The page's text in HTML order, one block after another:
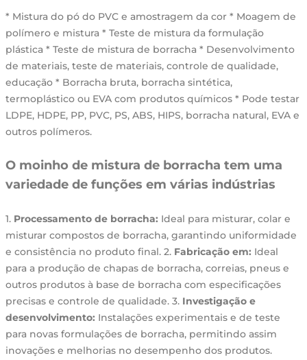
* Mistura do pó do PVC e amostragem da cor * Moagem de
polímero e mistura * Teste de mistura da formulação
plástica * Teste de mistura de borracha * Desenvolvimento
de materiais, teste de materiais, controle de qualidade,
educação * Borracha bruta, borracha sintética,
termoplástico ou EVA com produtos químicos * Pode testar
LDPE, HDPE, PP, PVC, PS, ABS, HIPS, borracha natural, EVA e
outros polímeros.
O moinho de mistura de borracha tem uma
variedade de funções em várias indústrias
1. Processamento de borracha: Ideal para misturar, colar e
misturar compostos de borracha, garantindo uniformidade
e consistência no produto final. 2. Fabricação em: Ideal
para a produção de chapas de borracha, correias, pneus e
outros produtos à base de borracha com especificações
precisas e controle de qualidade. 3. Investigação e
desenvolvimento: Instalações experimentais e de teste
para novas formulações de borracha, permitindo assim
inovações e melhorias no desempenho dos produtos.